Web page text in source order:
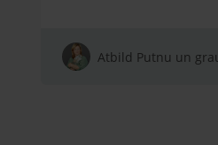
Atbild Putnu un